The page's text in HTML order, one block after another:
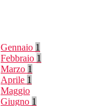
Gennaio 1
Febbraio 1
Marzo 1
Aprile 1
Maggio
Giugno 1